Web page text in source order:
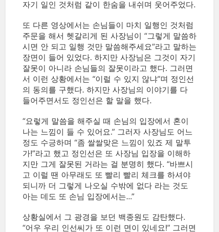
자기 일인 것처럼 같이 한숨을 내쉬며 웃어주었다.
또 다른 영상에서는 손님들이 마치 일행인 것처럼
주문을 해서 헷갈리게 된 사장님이 “그렇게 말씀하
시면 안 되고 일행 것만 말씀해주세요”라고 말하는
장면이 들어 있었다. 하지만 사장님은 그것이 자기
잘못이 아니라 손님들의 잘못이라고 했다. 그러면
서 이런 상황에서는 “이럴 수 있지 않냐”며 정인선
의 동의를 구했다. 하지만 사장님의 이야기를 다
들어주면서도 정인선은 할 말을 했다.
“요렇게 말씀을 해주실 때 손님의 입장에서 혼이
나는 느낌이 들 수 있어요.” 그러자 사장님도 어느
정도 수긍하며 “좀 쌀쌀맞은 느낌이 있죠 제 말투
가!”라고 했고 정인선은 또 사장님 입장을 이해하
지만 그게 잘못된 거라는 걸 분명히 했다. “바쁘시
고 이럴 땐 아무래도 또 빨리 빨리 체크를 하셔야
되니까 더 그렇게 나오실 수밖에 없다 라는 것도
아는 데도 또 손님 입장에서는...”
상황실에서 그 광경을 보던 백종원도 감탄했다.
“어우 우리 인선씨가 또 이런 면이 있네요!” 그러면